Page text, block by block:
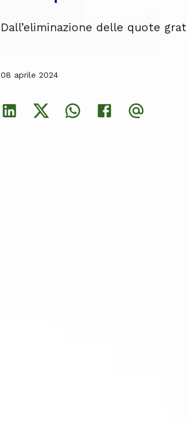
Dall’eliminazione delle quote
08 aprile 2024
Dall’eliminazione delle quote
08 aprile 2024
Dall’eliminazione delle quote
08 aprile 2024